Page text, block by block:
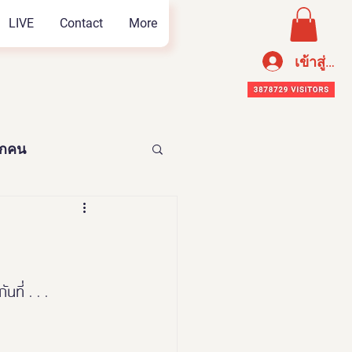
LIVE Contact More
เข้าสู่ระ
คน
อาหารเพือสุขภาพ
นที่ . . .